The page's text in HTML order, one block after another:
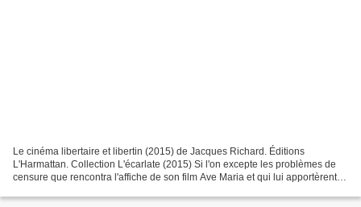
Le cinéma libertaire et libertin (2015) de Jacques Richard. Éditions
L'Harmattan. Collection L'écarlate (2015) Si l'on excepte les problèmes de
censure que rencontra l'affiche de son film Ave Maria et qui lui apportèrent